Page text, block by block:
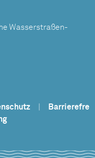
Wasserstraßen-
Barrierefre